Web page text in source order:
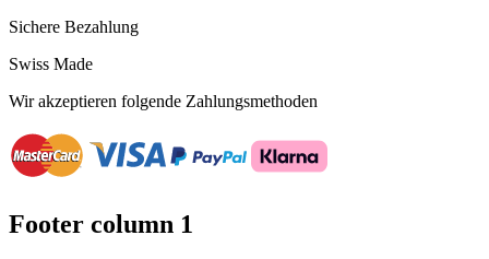
Sichere Bezahlung
Swiss Made
Wir akzeptieren folgende Zahlungsmethoden
Footer column 1